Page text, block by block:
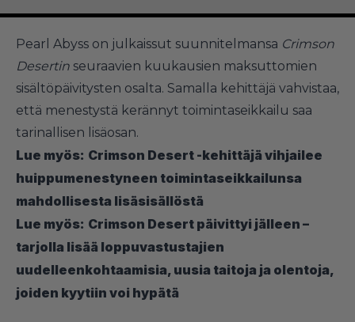
Pearl Abyss on julkaissut suunnitelmansa Crimson
Desertin seuraavien kuukausien maksuttomien
sisältöpäivitysten osalta. Samalla kehittäjä vahvistaa,
että menestystä kerännyt toimintaseikkailu saa
tarinallisen lisäosan.
Lue myös: Crimson Desert -kehittäjä vihjailee
huippumenestyneen toimintaseikkailunsa
mahdollisesta lisäsisällöstä
Lue myös: Crimson Desert päivittyi jälleen –
tarjolla lisää loppuvastustajien
uudelleenkohtaamisia, uusia taitoja ja olentoja,
joiden kyytiin voi hypätä